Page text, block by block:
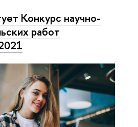
Конкурс научно-
работ